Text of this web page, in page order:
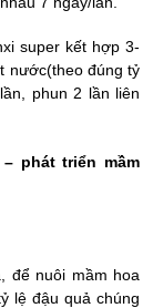
super kết hợp 3-
nước(theo đúng tỷ
phun 2 lần liên
phát triển mầm
để nuôi mầm hoa
lệ đậu quả chúng